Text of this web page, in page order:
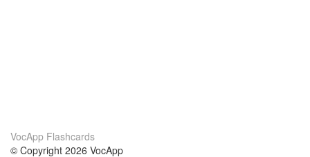
VocApp Flashcards
© Copyright 2026 VocApp